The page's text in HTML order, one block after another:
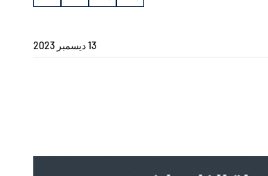
13 ديسمبر 2023